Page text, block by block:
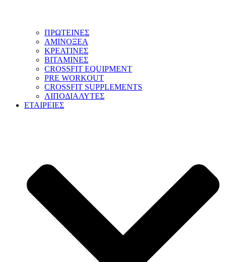
ΠΡΩΤΕΙΝΕΣ
ΑΜΙΝΟΞΕΑ
ΚΡΕΑΤΙΝΕΣ
ΒΙΤΑΜΙΝΕΣ
CROSSFIT EQUIPMENT
PRE WORKOUT
CROSSFIT SUPPLEMENTS
ΛΙΠΟΔΙΑΛΥΤΕΣ
ΕΤΑΙΡΕΙΕΣ